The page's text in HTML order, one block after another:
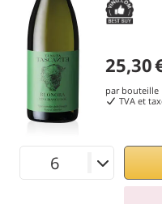
25,30
par bouteille
TVA et